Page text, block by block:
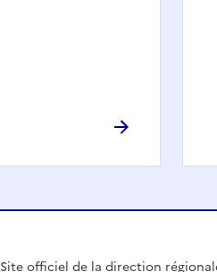
Site officiel de la direction